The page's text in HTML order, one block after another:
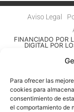
Para ofrecer las
cookies para
consentimiento de
el comportamiento de
Aviso Legal
FINANCIADO POR
DIGITAL POR